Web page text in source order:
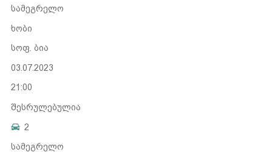
სამეგრელო
ხობი
სოფ. ბია
03.07.2023
21:00
შესრულებულია
2
სამეგრელო